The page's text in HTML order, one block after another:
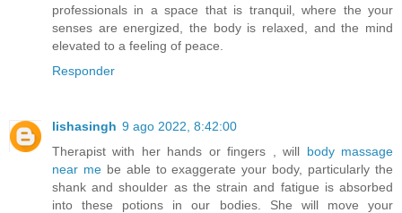
professionals in a space that is tranquil, where the your
senses are energized, the body is relaxed, and the mind
elevated to a feeling of peace.
Responder
lishasingh 9 ago 2022, 8:42:00
Therapist with her hands or fingers , will body massage
near mebe able to exaggerate your body, particularly the
shank and shoulder as the strain and fatigue is absorbed
into these potions in our bodies. She will move your